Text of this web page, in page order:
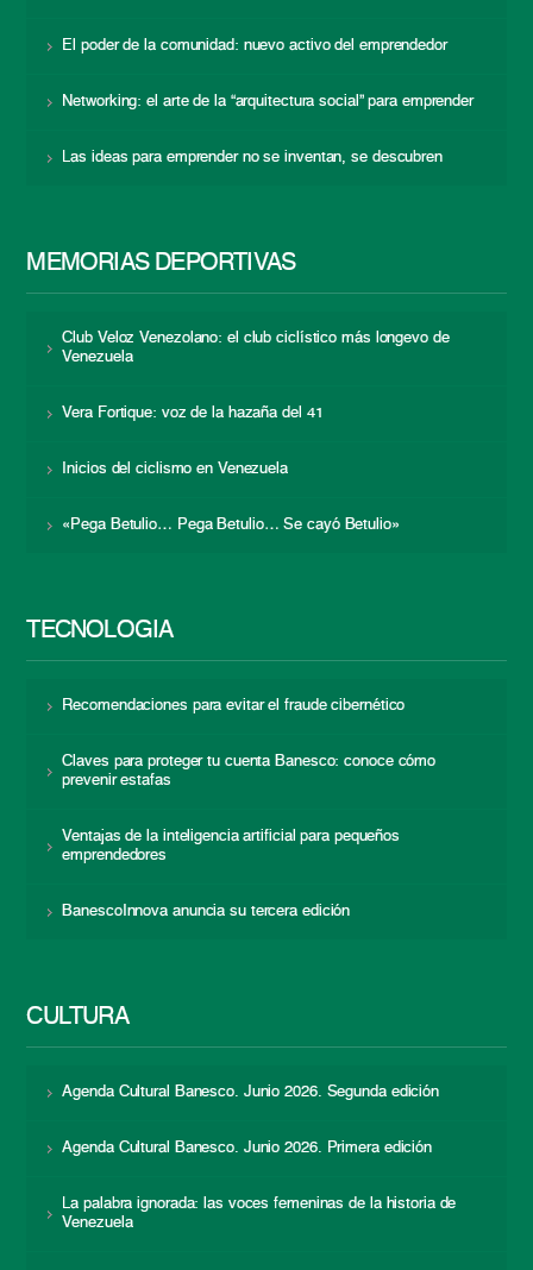
El poder de la comunidad: nuevo activo del emprendedor
Networking: el arte de la “arquitectura social” para emprender
Las ideas para emprender no se inventan, se descubren
MEMORIAS DEPORTIVAS
Club Veloz Venezolano: el club ciclístico más longevo de
Venezuela
Vera Fortique: voz de la hazaña del 41
Inicios del ciclismo en Venezuela
«Pega Betulio… Pega Betulio… Se cayó Betulio»
TECNOLOGÍA
Recomendaciones para evitar el fraude cibernético
Claves para proteger tu cuenta Banesco: conoce cómo
prevenir estafas
Ventajas de la inteligencia artificial para pequeños
emprendedores
BanescoInnova anuncia su tercera edición
CULTURA
Agenda Cultural Banesco. Junio 2026. Segunda edición
Agenda Cultural Banesco. Junio 2026. Primera edición
La palabra ignorada: las voces femeninas de la historia de
Venezuela